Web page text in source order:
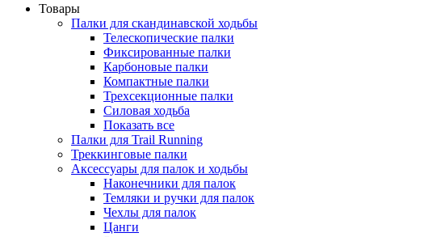
Товары
Палки для скандинавской ходьбы
Телескопические палки
Фиксированные палки
Карбоновые палки
Компактные палки
Трехсекционные палки
Силовая ходьба
Показать все
Палки для Trail Running
Треккинговые палки
Аксессуары для палок и ходьбы
Наконечники для палок
Темляки и ручки для палок
Чехлы для палок
Цанги